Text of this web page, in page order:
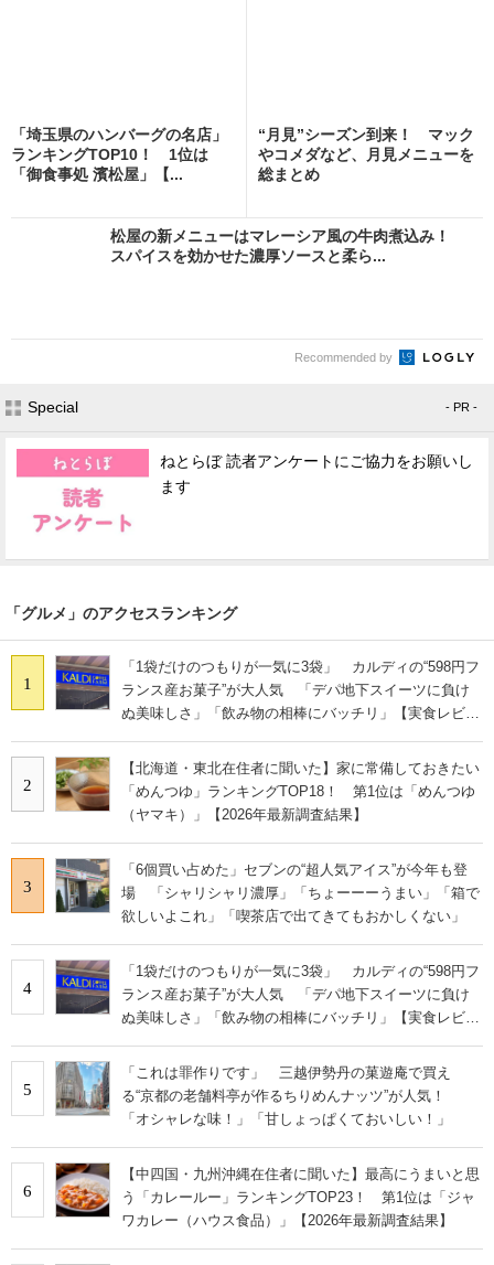
「埼玉県のハンバーグの名店」
ランキングTOP10！ 1位は
「御食事処 濱松屋」【...
“月見”シーズン到来！ マック
やコメダなど、月見メニューを
総まとめ
松屋の新メニューはマレーシア風の牛肉煮込み！
スパイスを効かせた濃厚ソースと柔ら...
Recommended by
Special - PR -
ねとらぼ 読者アンケートにご協力をお願いし
ます
「グルメ」のアクセスランキング
1
「1袋だけのつもりが一気に3袋」 カルディの“598円フ
ランス産お菓子”が大人気 「デパ地下スイーツに負け
ぬ美味しさ」「飲み物の相棒にバッチリ」【実食レビュ
2
【北海道・東北在住者に聞いた】家に常備しておきたい
「めんつゆ」ランキングTOP18！ 第1位は「めんつゆ
（ヤマキ）」【2026年最新調査結果】
3
「6個買い占めた」セブンの“超人気アイス”が今年も登
場 「シャリシャリ濃厚」「ちょーーーうまい」「箱で
欲しいよこれ」「喫茶店で出てきてもおかしくない」
4
「1袋だけのつもりが一気に3袋」 カルディの“598円フ
ランス産お菓子”が大人気 「デパ地下スイーツに負け
ぬ美味しさ」「飲み物の相棒にバッチリ」【実食レビュ
5
「これは罪作りです」 三越伊勢丹の菓遊庵で買え
る“京都の老舗料亭が作るちりめんナッツ”が人気！
「オシャレな味！」「甘しょっぱくておいしい！」
6
【中四国・九州沖縄在住者に聞いた】最高にうまいと思
う「カレールー」ランキングTOP23！ 第1位は「ジャ
ワカレー（ハウス食品）」【2026年最新調査結果】